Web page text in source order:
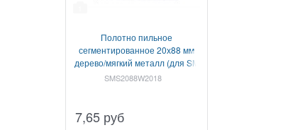
Полотно пильное
сегментированное 20х88 мм
дерево/мягкий металл (для SM
2233 E)
SMS2088W2018
7,65 руб